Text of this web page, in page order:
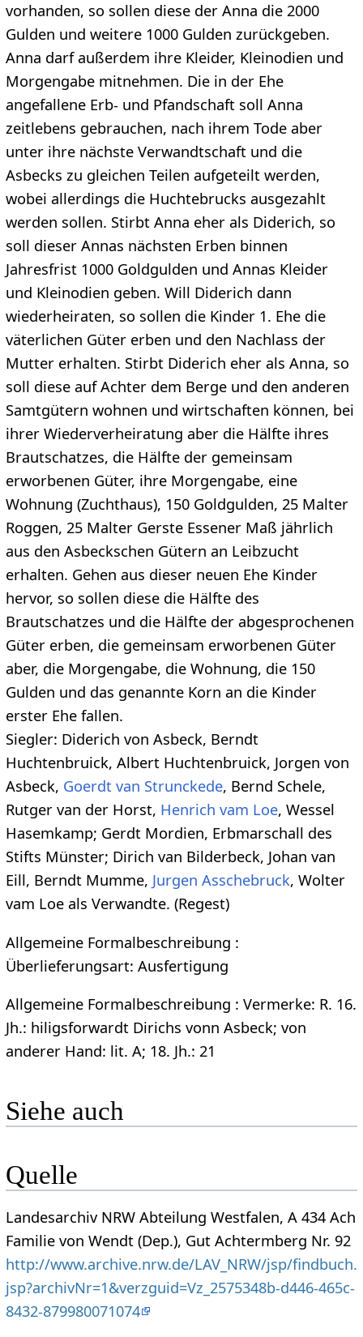
vorhanden, so sollen diese der Anna die 2000
Gulden und weitere 1000 Gulden zurückgeben.
Anna darf außerdem ihre Kleider, Kleinodien und
Morgengabe mitnehmen. Die in der Ehe
angefallene Erb- und Pfandschaft soll Anna
zeitlebens gebrauchen, nach ihrem Tode aber
unter ihre nächste Verwandtschaft und die
Asbecks zu gleichen Teilen aufgeteilt werden,
wobei allerdings die Huchtebrucks ausgezahlt
werden sollen. Stirbt Anna eher als Diderich, so
soll dieser Annas nächsten Erben binnen
Jahresfrist 1000 Goldgulden und Annas Kleider
und Kleinodien geben. Will Diderich dann
wiederheiraten, so sollen die Kinder 1. Ehe die
väterlichen Güter erben und den Nachlass der
Mutter erhalten. Stirbt Diderich eher als Anna, so
soll diese auf Achter dem Berge und den anderen
Samtgütern wohnen und wirtschaften können, bei
ihrer Wiederverheiratung aber die Hälfte ihres
Brautschatzes, die Hälfte der gemeinsam
erworbenen Güter, ihre Morgengabe, eine
Wohnung (Zuchthaus), 150 Goldgulden, 25 Malter
Roggen, 25 Malter Gerste Essener Maß jährlich
aus den Asbeckschen Gütern an Leibzucht
erhalten. Gehen aus dieser neuen Ehe Kinder
hervor, so sollen diese die Hälfte des
Brautschatzes und die Hälfte der abgesprochenen
Güter erben, die gemeinsam erworbenen Güter
aber, die Morgengabe, die Wohnung, die 150
Gulden und das genannte Korn an die Kinder
erster Ehe fallen.
Siegler: Diderich von Asbeck, Berndt
Huchtenbruick, Albert Huchtenbruick, Jorgen von
Asbeck, Goerdt van Strunckede, Bernd Schele,
Rutger van der Horst, Henrich vam Loe, Wessel
Hasemkamp; Gerdt Mordien, Erbmarschall des
Stifts Münster; Dirich van Bilderbeck, Johan van
Eill, Berndt Mumme, Jurgen Asschebruck, Wolter
vam Loe als Verwandte. (Regest)
Allgemeine Formalbeschreibung :
Überlieferungsart: Ausfertigung
Allgemeine Formalbeschreibung : Vermerke: R. 16.
Jh.: hiligsforwardt Dirichs vonn Asbeck; von
anderer Hand: lit. A; 18. Jh.: 21
Siehe auch
Quelle
Landesarchiv NRW Abteilung Westfalen, A 434 Ach
Familie von Wendt (Dep.), Gut Achtermberg Nr. 92
http://www.archive.nrw.de/LAV_NRW/jsp/findbuch.
jsp?archivNr=1&verzguid=Vz_2575348b-d446-465c-
8432-879980071074